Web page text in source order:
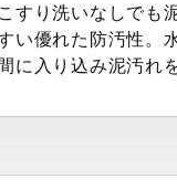
ア／レイン
こすり洗いなしでも
い優れた防汚性。
に入り込み泥汚れ